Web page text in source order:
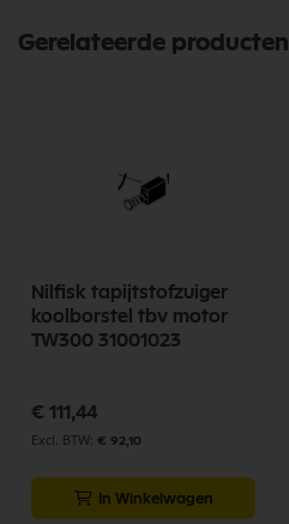
Gerelateerde producten
Nilfisk tapijtstofzuiger
koolborstel tbv motor
TW300 31001023
€ 111,44
€ 92,10
In Winkelwagen